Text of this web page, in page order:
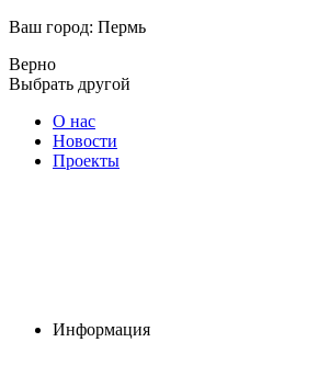
Ваш город: Пермь
Верно
Выбрать другой
О нас
Новости
Проекты
Информация